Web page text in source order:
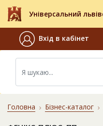
Універсальний
Вхід в кабінет
Головна Бізнес-каталог